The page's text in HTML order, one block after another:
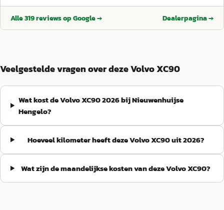
klantcontact centraal staan. De verkoper neemt de tijd om alles
goed uit te leggen, van auto-opties tot inruil en financiering,
tevredenheid hoog door de combinatie van kwaliteit,
transparantie en persoonlijke benadering 👍
Alle319reviews op Google → Dealerpagina →
Veelgestelde vragen over deze Volvo XC90
Wat kost de Volvo XC90 2026 bij Nieuwenhuijse
Hengelo?
Hoeveel kilometer heeft deze Volvo XC90 uit 2026?
Wat zijn de maandelijkse kosten van deze Volvo XC90?